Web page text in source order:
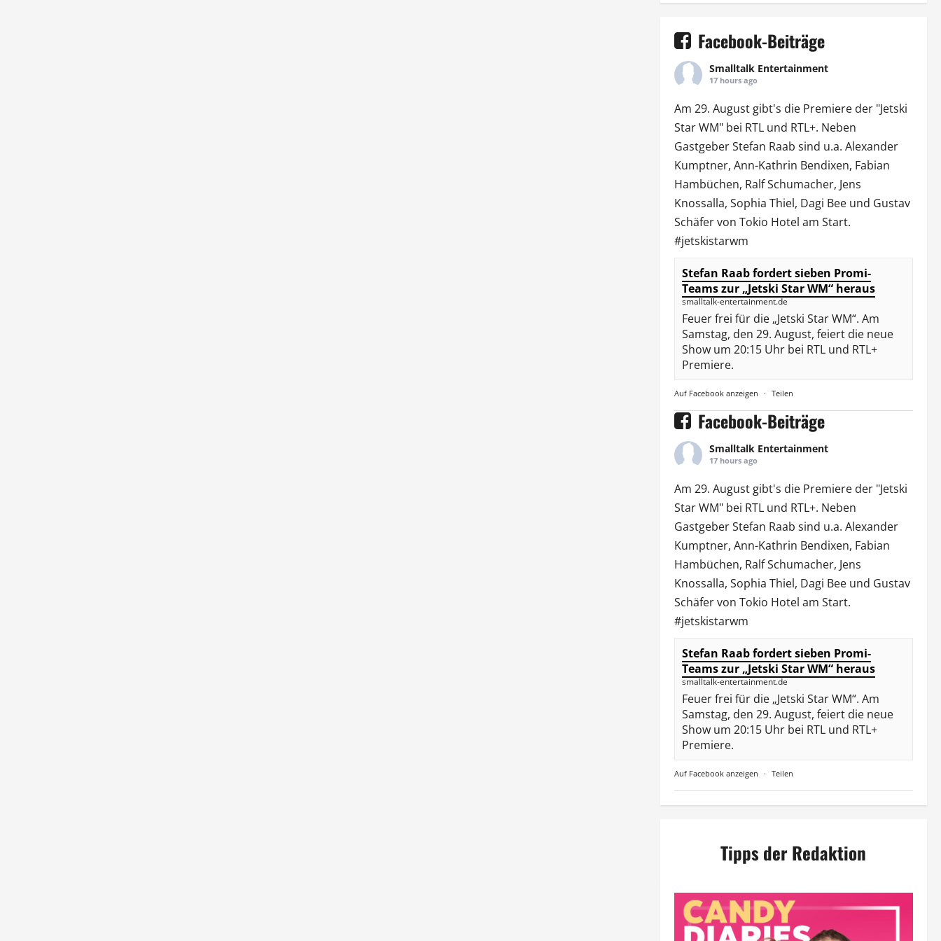
Facebook-Beiträge
Smalltalk Entertainment
17 hours ago
Am 29. August gibt's die Premiere der "Jetski
Star WM" bei RTLund RTL+. Neben
Gastgeber Stefan Raab sind u.a. Alexander
Kumptner, Ann-Kathrin Bendixen, Fabian
Hambüchen, Ralf Schumacher, Jens
Knossalla, Sophia Thiel, Dagi Beeund Gustav
Schäfer von Tokio Hotel am Start.
#jetskistarwm
Stefan Raab fordert sieben Promi-
Teams zur „Jetski Star WM“ heraus
smalltalk-entertainment.de
Feuer frei für die „Jetski Star WM“. Am
Samstag, den 29. August, feiert die neue
Show um 20:15 Uhr bei RTL und RTL+
Premiere.
Auf Facebook anzeigen · Teilen
Facebook-Beiträge
Smalltalk Entertainment
17 hours ago
Am 29. August gibt's die Premiere der "Jetski
Star WM" bei RTLund RTL+. Neben
Gastgeber Stefan Raab sind u.a. Alexander
Kumptner, Ann-Kathrin Bendixen, Fabian
Hambüchen, Ralf Schumacher, Jens
Knossalla, Sophia Thiel, Dagi Beeund Gustav
Schäfer von Tokio Hotel am Start.
#jetskistarwm
Stefan Raab fordert sieben Promi-
Teams zur „Jetski Star WM“ heraus
smalltalk-entertainment.de
Feuer frei für die „Jetski Star WM“. Am
Samstag, den 29. August, feiert die neue
Show um 20:15 Uhr bei RTL und RTL+
Premiere.
Auf Facebook anzeigen · Teilen
Tipps der Redaktion